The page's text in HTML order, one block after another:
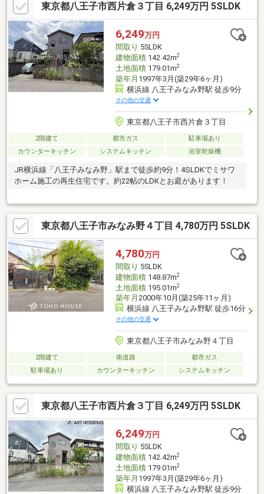
東京都八王子市西片倉３丁目 6,249万円 5SLDK
6,249万円
間取り 5SLDK
建物面積142.42m2
土地面積179.01m2
築年月 1997年3月(築29年6ヶ月)
横浜線 八王子みなみ野駅 徒歩9分
その他の交通
東京都八王子市西片倉３丁目
2階建て 都市ガス
駐車場あり
カウンターキッチン
システムキッチン 浴室乾燥機
JR横浜線「八王子みなみ野」駅まで徒歩約9分！4SLDKでミサワ
ホーム施工の再生住宅です。約22帖のLDKとお庭があります！
東京都八王子市みなみ野４丁目 4,780万円 5SLDK
4,780万円
間取り 5SLDK
建物面積148.87m2
土地面積195.01m2
築年月 2000年10月(築25年11ヶ月)
横浜線 八王子みなみ野駅 徒歩16分
その他の交通
東京都八王子市みなみ野４丁目
2階建て 南道路
都市ガス
駐車場あり
カウンターキッチン システムキッチン
東京都八王子市西片倉３丁目 6,249万円 5SLDK
6,249万円
間取り 5SLDK
建物面積142.42m2
土地面積179.01m2
築年月 1997年3月(築29年6ヶ月)
横浜線 八王子みなみ野駅 徒歩9分